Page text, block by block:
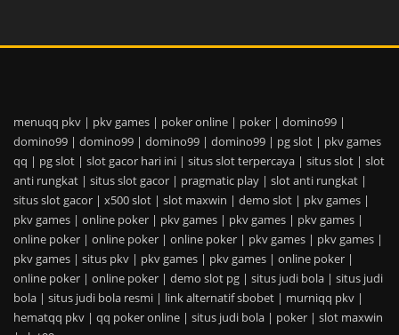
menuqq pkv | pkv games | poker online | poker | domino99 |
domino99 | domino99 | domino99 | domino99 | pg slot | pkv games
qq | pg slot | slot gacor hari ini | situs slot terpercaya | situs slot | slot
anti rungkat | situs slot gacor | pragmatic play | slot anti rungkat |
situs slot gacor | x500 slot | slot maxwin | demo slot | pkv games |
pkv games | online poker | pkv games | pkv games | pkv games |
online poker | online poker | online poker | pkv games | pkv games |
pkv games | situs pkv | pkv games | pkv games | online poker |
online poker | online poker | demo slot pg | situs judi bola | situs judi
bola | situs judi bola resmi | link alternatif sbobet | murniqq pkv |
hematqq pkv | qq poker online | situs judi bola | poker | slot maxwin